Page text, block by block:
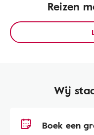
Reizen
Wij
Boek een